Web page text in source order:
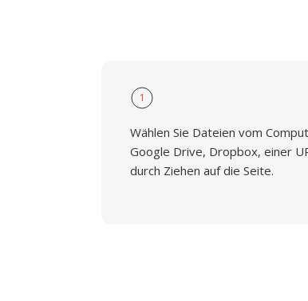
1
Wählen Sie Dateien vom
Google Drive, Dropbox, einer
durch Ziehen auf die Seite.